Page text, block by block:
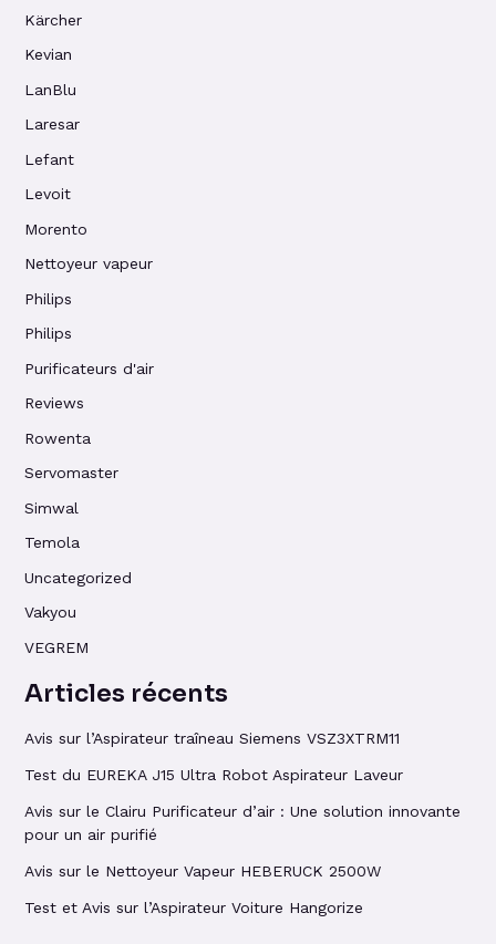
Kärcher
Kevian
LanBlu
Laresar
Lefant
Levoit
Morento
Nettoyeur vapeur
Philips
Philips
Purificateurs d'air
Reviews
Rowenta
Servomaster
Simwal
Temola
Uncategorized
Vakyou
VEGREM
Articles récents
Avis sur l’Aspirateur traîneau Siemens VSZ3XTRM11
Test du EUREKA J15 Ultra Robot Aspirateur Laveur
Avis sur le Clairu Purificateur d’air : Une solution innovante
pour un air purifié
Avis sur le Nettoyeur Vapeur HEBERUCK 2500W
Test et Avis sur l’Aspirateur Voiture Hangorize